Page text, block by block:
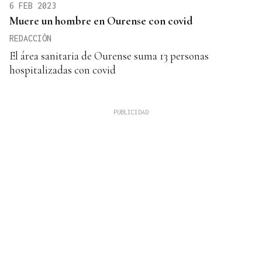
6 FEB 2023
Muere un hombre en Ourense con covid
REDACCIÓN
El área sanitaria de Ourense suma 13 personas
hospitalizadas con covid